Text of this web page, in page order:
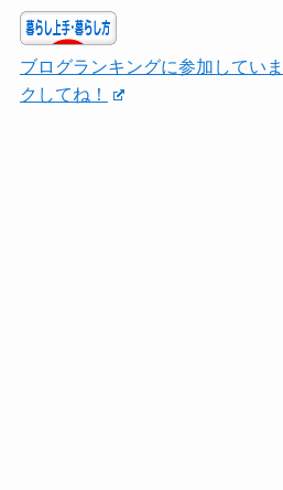
ブログランキングに参加してい
クしてね！